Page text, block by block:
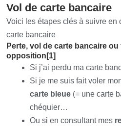
Vol de carte bancaire
Voici les étapes clés à suivre en
carte bancaire
Perte, vol de carte bancaire
opposition[1]
Si j’ai perdu ma carte
Si je me suis fait voler
carte bleue (= une carte
chéquier…
Ou si en consultant mes